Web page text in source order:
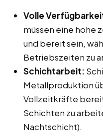
Volle
müssen eine hohe
und bereit sein,
Betriebszeiten zu
Schichtarbeit:
Metallproduktion
Vollzeitkräfte
Schichten zu
Nachtschicht).